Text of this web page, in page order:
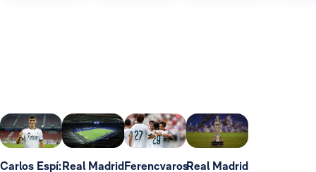
Carlos Espí: Real Madrid Ferencvaros-Real Madrid